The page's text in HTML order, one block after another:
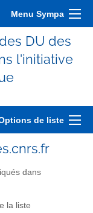
Menu Sympa
DU des
l'initiative
de liste
dans
la liste